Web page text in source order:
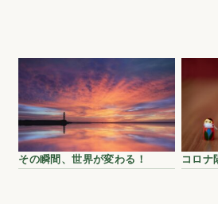
その瞬間、世界が変わる！ コロナ